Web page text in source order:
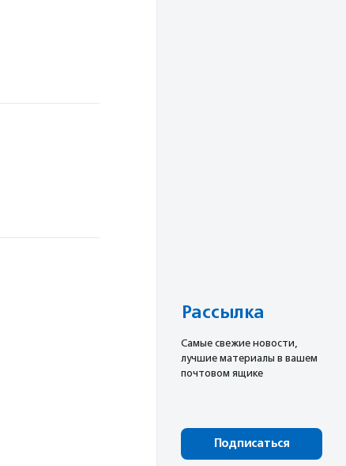
Рассылка
Cамые свежие новости,
лучшие материалы в вашем
почтовом ящике
Подписаться